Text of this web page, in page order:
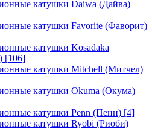
катушки Daiwa (Дайва)
катушки Favorite (Фаворит)
катушки Kosadaka
[106]
катушки Mitchell (Митчел)
катушки Okuma (Окума)
катушки Penn (Пенн) [4]
катушки Ryobi (Риоби)